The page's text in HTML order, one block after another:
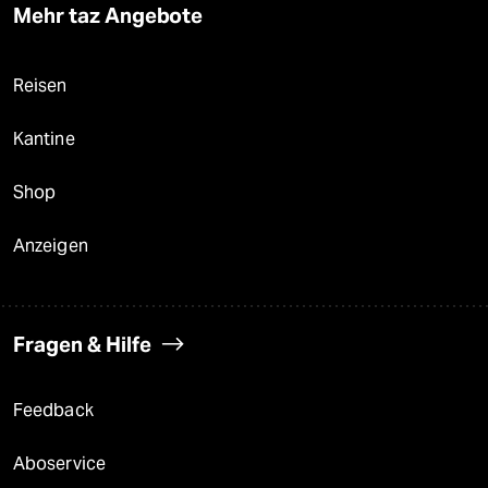
Mehr taz Angebote
Reisen
Kantine
Shop
Anzeigen
Fragen & Hilfe
Feedback
Aboservice